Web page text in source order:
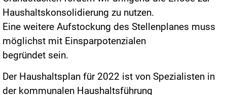
Haushaltskonsolidierung zu nutzen.
Eine weitere Aufstockung des Stellenplanes muss
möglichst mit Einsparpotenzialen
begründet sein.
Der Haushaltsplan für 2022 ist von Spezialisten in
der kommunalen Haushaltsführung